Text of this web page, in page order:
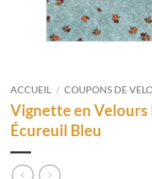
ACCUEIL / COUPONS DE
Vignette en Velours
Écureuil Bleu